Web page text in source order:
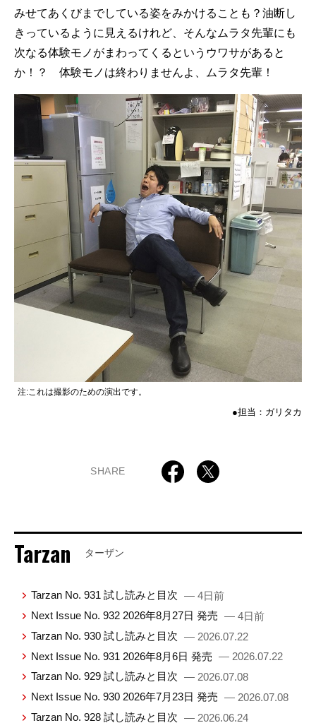
みせてあくびまでしている姿をみかけることも？油断し
きっているように見えるけれど、そんなムラタ先輩にも
次なる体験モノがまわってくるというウワサがあると
か！？ 体験モノは終わりませんよ、ムラタ先輩！
注:これは撮影のための演出です。
●担当：ガリタカ
SHARE
Tarzan ターザン
Tarzan No. 931 試し読みと目次 — 4日前
Next Issue No. 932 2026年8月27日 発売 — 4日前
Tarzan No. 930 試し読みと目次 — 2026.07.22
Next Issue No. 931 2026年8月6日 発売 — 2026.07.22
Tarzan No. 929 試し読みと目次 — 2026.07.08
Next Issue No. 930 2026年7月23日 発売 — 2026.07.08
Tarzan No. 928 試し読みと目次 — 2026.06.24